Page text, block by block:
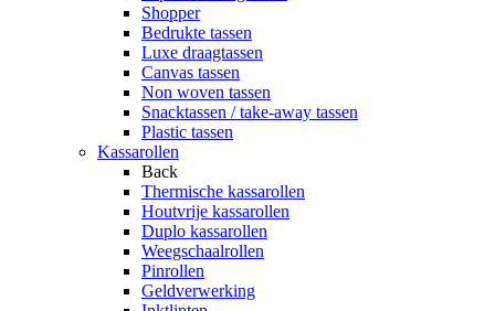
Shopper
Bedrukte tassen
Luxe draagtassen
Canvas tassen
Non woven tassen
Snacktassen / take-away tassen
Plastic tassen
Kassarollen
Back
Thermische kassarollen
Houtvrije kassarollen
Duplo kassarollen
Weegschaalrollen
Pinrollen
Geldverwerking